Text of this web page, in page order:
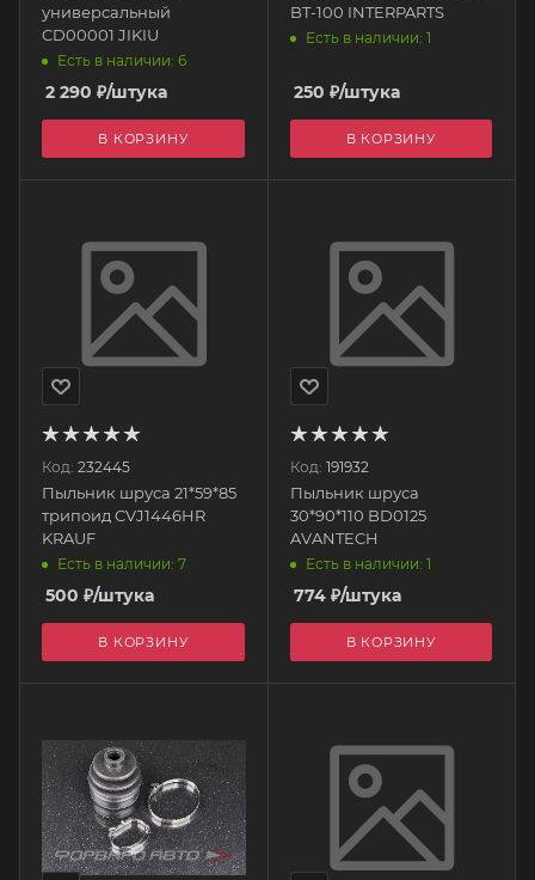
универсальный
CD00001 JIKIU
Есть в наличии: 6
2 290 ₽/штука
В КОРЗИНУ
BT-100 INTERPARTS
Есть в наличии: 1
250 ₽/штука
В КОРЗИНУ
Код: 232445
Пыльник шруса 21*59*85
трипоид CVJ1446HR
KRAUF
Есть в наличии: 7
500 ₽/штука
В КОРЗИНУ
Код: 191932
Пыльник шруса
30*90*110 BD0125
AVANTECH
Есть в наличии: 1
774₽/штука
В КОРЗИНУ